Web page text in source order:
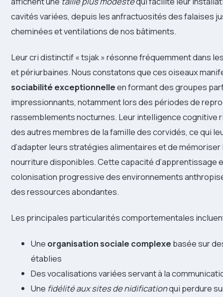
cavités variées, depuis les anfractuosités des falaises
cheminées et ventilations de nos bâtiments.
Leur cri distinctif « tsjak » résonne fréquemment dans
et périurbaines. Nous constatons que ces oiseaux
sociabilité exceptionnelleen formant des groupes
impressionnants, notamment lors des périodes de
rassemblements nocturnes. Leur intelligence cognitive
des autres membres de la famille des corvidés, ce qui
d’adapter leurs stratégies alimentaires et de
nourriture disponibles. Cette capacité d’apprentissage
colonisation progressive des environnements
des ressources abondantes.
Les principales particularités comportementales
Une organisation sociale complexe basée sur
établies
Des vocalisations variées servant à la
Une fidélité aux sites de nidificationqui perdure